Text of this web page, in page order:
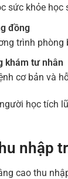
sức khỏe
đồng
trình phòng
khám tư nhân
cơ bản và
học tích
nhập
cao thu